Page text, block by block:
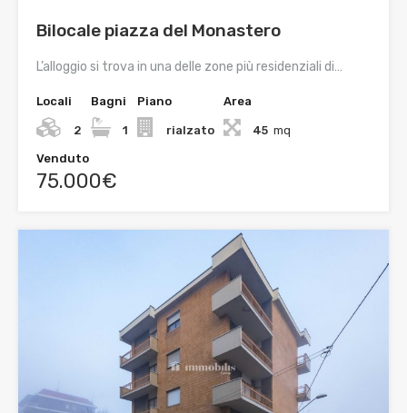
Bilocale piazza del Monastero
L’alloggio si trova in una delle zone più residenziali di…
Locali
2
Bagni
1
Piano
rialzato
Area
45 mq
Venduto
75.000€